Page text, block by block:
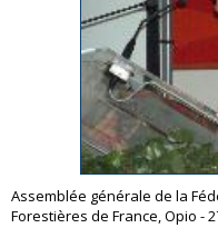
Assemblée générale de la
Forestières de France, Opio -